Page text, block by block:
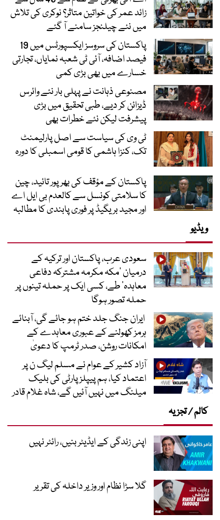
زائد عمر کی خواتین متاثر؟ نوکری کی تلاش
میں نئے چیلنجز سامنے آ گئے
پاکستان کی سروسز ایکسپورٹس میں 19
فیصد اضافہ، آئی ٹی شعبہ نمایاں، تجارتی
خسارے میں بھی بڑی کمی
مصنوعی ذہانت نے پہلی بار نئے وائرس
ڈیزائن کر دیے، طبی تحقیق میں بڑی
پیشرفت لیکن نئے خطرات بھی
ٹی وی کی سیاست سے اصل پارلیمنٹ
تک، کنزا ہاشمی کا قومی اسمبلی کا دورہ
پاکستان کے مؤقف کی بھرپور تائید، چین
کا سلامتی کونسل سے کالعدم بی ایل اے
اور مجید بریگیڈ پر فوری پابندی کا مطالبہ
ویڈیو
سعودی عرب، پاکستان اور ترکیہ کے
درمیان ’مکہ مکرمہ مشترکہ دفاعی
معاہدہ‘ طے، کسی ایک پر حملہ تینوں پر
حملہ تصور ہوگا
ایران جنگ جلد ختم ہو جائے گی، آبنائے
ہرمز کھولنے کے عبوری معاہدے کے
امکانات روشن، صدر ٹرمپ کا دعویٰ
آزاد کشیر کے عوام نے مسلم لیگ ن پر
اعتماد کیا، ہم پیپلز پارٹی کی بلیک
میلنگ میں نہیں آئیں گے، شاہ غلام قادر
کالم / تجزیہ
اپنی زندگی کے ایڈیٹر بنیں، رائٹر نہیں
گلا سڑا نظام اور وزیر داخلہ کی تقریر